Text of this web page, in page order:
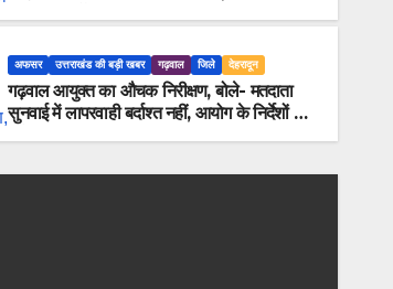
गढ़वाल आयुक्त का
बर्दाश्त नहीं, आयोग
AUGUST 7, 2026
अफसर उत्तराखंड की बड़ी खबर गढ़वाल जिले देहरादून
गढ़वाल आयुक्त का औचक निरीक्षण, बोले- मतदाता
सुनवाई में लापरवाही बर्दाश्त नहीं, आयोग के निर्देशों का